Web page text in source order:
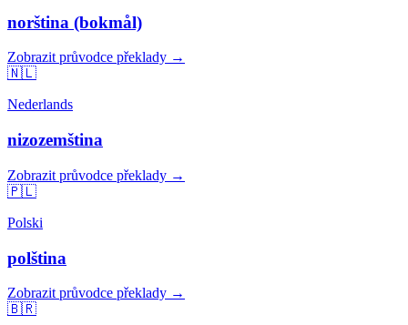
norština (bokmål)
Zobrazit průvodce překlady →
🇳🇱
Nederlands
nizozemština
Zobrazit průvodce překlady →
🇵🇱
Polski
polština
Zobrazit průvodce překlady →
🇧🇷